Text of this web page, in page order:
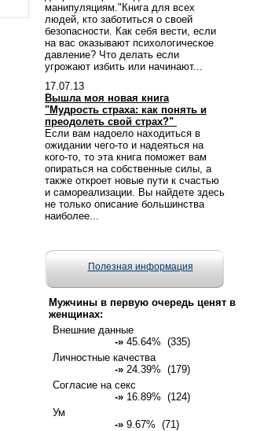
манипуляциям."Книга для всех
людей, кто заботиться о своей
безопасности. Как себя вести, если
на вас оказывают психологическое
давление? Что делать если
угрожают избить или начинают...
17.07.13
Вышла моя новая книга
"Мудрость страха: как понять и
преодолеть свой страх?"
Если вам надоело находиться в
ожидании чего-то и надеяться на
кого-то, то эта книга поможет вам
опираться на собственные силы, а
также откроет новые пути к счастью
и самореализации. Вы найдете здесь
не только описание большинства
наиболее...
Полезная информация
Мужчины в первую очередь ценят в
женщинах:
Внешние данные
-» 45.64% (335)
Личностные качества
-» 24.39% (179)
Согласие на секс
-» 16.89% (124)
Ум
-» 9.67% (71)